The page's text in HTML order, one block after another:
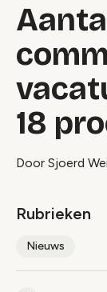
18
Door Sjoerd
Rubrieken
Nieuws